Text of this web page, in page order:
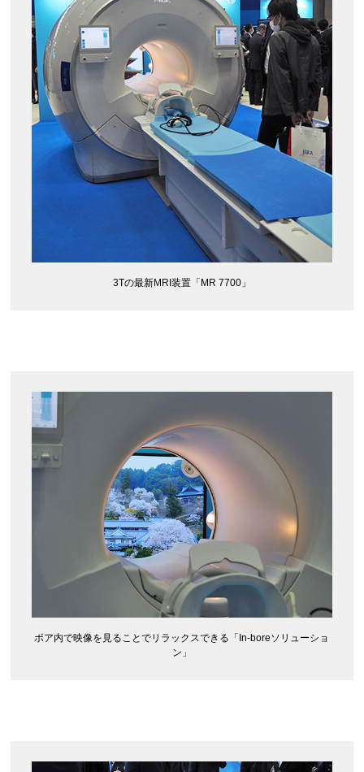
3Tの最新MRI装置「MR 7700」
ボア内で映像を見ることでリラックスできる「In-boreソリューショ
ン」